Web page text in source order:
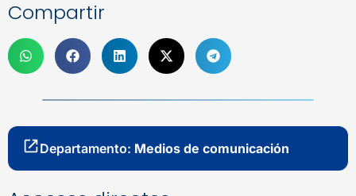
Compartir
Departamento: Medios de comunicación